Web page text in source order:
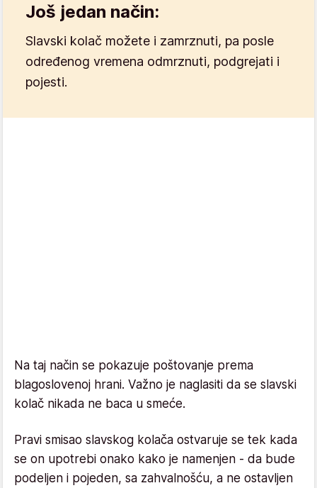
Još jedan način:
Slavski kolač možete i zamrznuti, pa posle
određenog vremena odmrznuti, podgrejati i
pojesti.
Na taj način se pokazuje poštovanje prema
blagoslovenoj hrani. Važno je naglasiti da se slavski
kolač nikada ne baca u smeće.
Pravi smisao slavskog kolača ostvaruje se tek kada
se on upotrebi onako kako je namenjen - da bude
podeljen i pojeden, sa zahvalnošću, a ne ostavljen